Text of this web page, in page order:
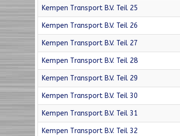
Kempen Transport B.V. Teil 25
Kempen Transport B.V. Teil 26
Kempen Transport B.V. Teil 27
Kempen Transport B.V. Teil 28
Kempen Transport B.V. Teil 29
Kempen Transport B.V. Teil 30
Kempen Transport B.V. Teil 31
Kempen Transport B.V. Teil 32